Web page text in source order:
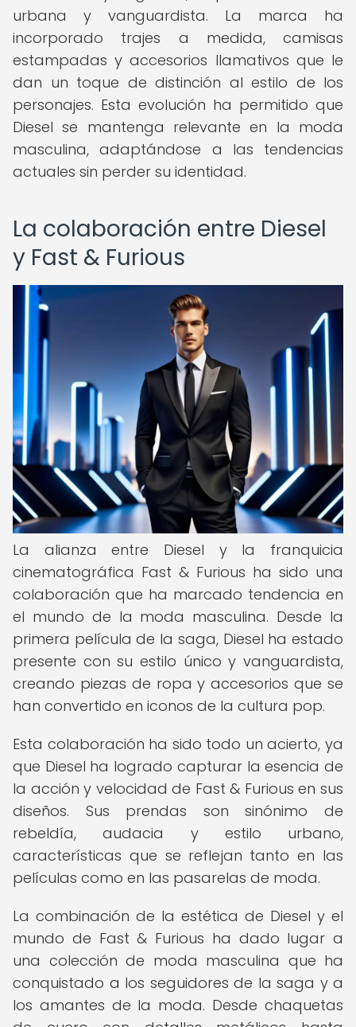
urbana y vanguardista. La marca ha
incorporado trajes a medida, camisas
estampadas y accesorios llamativos que le
dan un toque de distinción al estilo de los
personajes. Esta evolución ha permitido que
Diesel se mantenga relevante en la moda
masculina, adaptándose a las tendencias
actuales sin perder su identidad.
La colaboración entre Diesel
y Fast & Furious
La alianza entre Diesel y la franquicia
cinematográfica Fast & Furious ha sido una
colaboración que ha marcado tendencia en
el mundo de la moda masculina. Desde la
primera película de la saga, Diesel ha estado
presente con su estilo único y vanguardista,
creando piezas de ropa y accesorios que se
han convertido en iconos de la cultura pop.
Esta colaboración ha sido todo un acierto, ya
que Diesel ha logrado capturar la esencia de
la acción y velocidad de Fast & Furious en sus
diseños. Sus prendas son sinónimo de
rebeldía, audacia y estilo urbano,
características que se reflejan tanto en las
películas como en las pasarelas de moda.
La combinación de la estética de Diesel y el
mundo de Fast & Furious ha dado lugar a
una colección de moda masculina que ha
conquistado a los seguidores de la saga y a
los amantes de la moda. Desde chaquetas